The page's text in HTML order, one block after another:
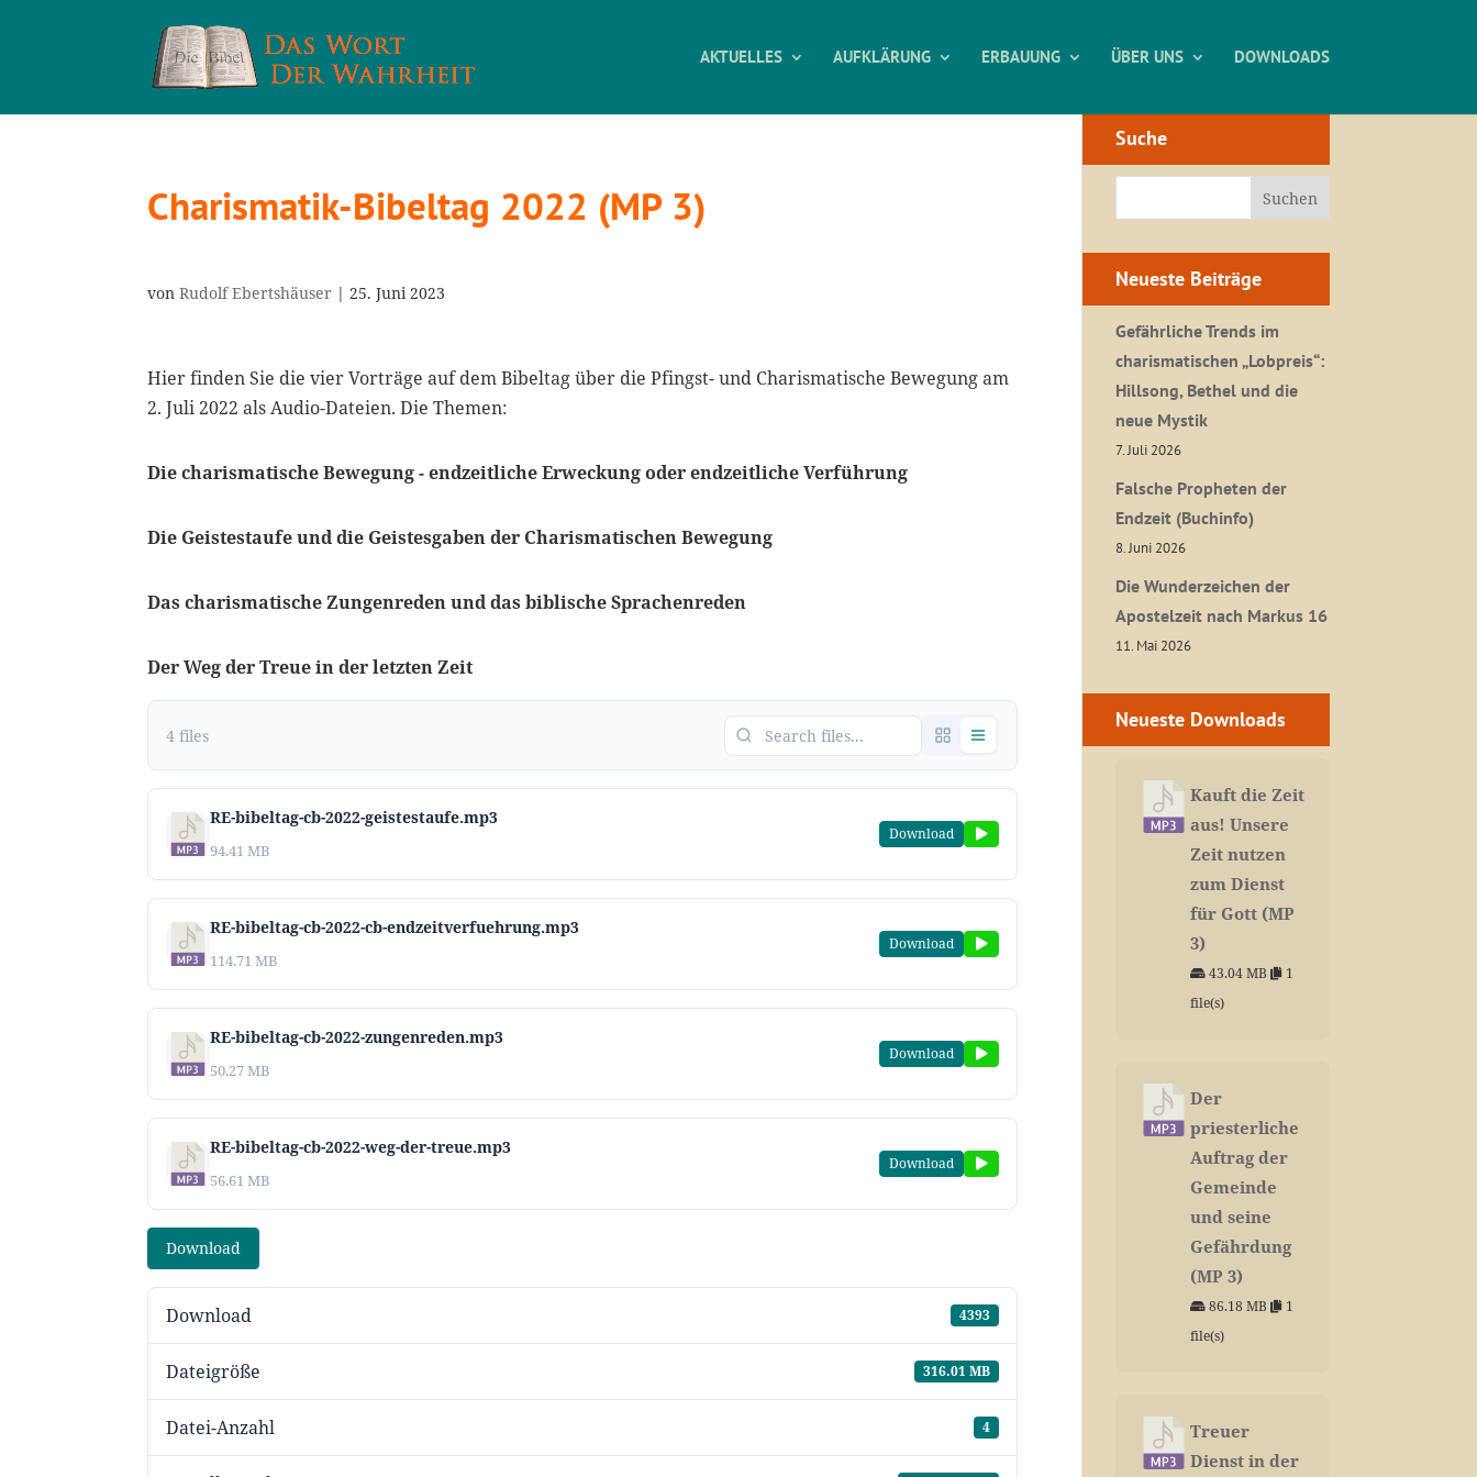
AKTUELLES AUFKLÄRUNG ERBAUUNG ÜBER UNS DOWNLOADS
Charismatik-Bibeltag 2022 (MP 3)
vonRudolf Ebertshäuser |25. Juni 2023
Download
Download 4393
Dateigröße 316.01 MB
Datei-Anzahl 4
Hier finden Sie die vier Vorträge auf dem Bibeltag über die Pfingst- und Charismatische Bewegung am
2. Juli 2022 als Audio-Dateien. Die Themen:
Die charismatische Bewegung - endzeitliche Erweckung oder endzeitliche Verführung
Die Geistestaufe und die Geistesgaben der Charismatischen Bewegung
Das charismatische Zungenreden und das biblische Sprachenreden
Der Weg der Treue in der letzten Zeit
4 files
RE-bibeltag-cb-2022-geistestaufe.mp3
94.41 MB
Download
RE-bibeltag-cb-2022-cb-endzeitverfuehrung.mp3
114.71 MB
Download
RE-bibeltag-cb-2022-zungenreden.mp3
50.27 MB
Download
RE-bibeltag-cb-2022-weg-der-treue.mp3
56.61 MB
Download
Suche
Neueste Beiträge
Gefährliche Trends im
charismatischen „Lobpreis“:
Hillsong, Bethel und die
neue Mystik
7. Juli 2026
Falsche Propheten der
Endzeit (Buchinfo)
8. Juni 2026
Die Wunderzeichen der
Apostelzeit nach Markus 16
11. Mai 2026
Neueste Downloads
Kauft die Zeit
aus! Unsere
Zeit nutzen
zum Dienst
für Gott (MP
3)
43.04 MB
1
file(s)
Der
priesterliche
Auftrag der
Gemeinde
und seine
Gefährdung
(MP 3)
86.18 MB
1
file(s)
Treuer
Dienst in der